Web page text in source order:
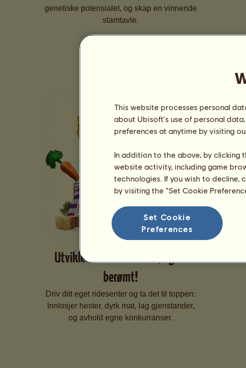
genetiske potensialet, og skap en vinnende
stamtavle.
Utvikle ridesenteret ditt, og bli
berømt!
Driv ditt eget ridesenter og ta det til toppen:
Innlosjer hester, dyrk mat, lag gjenstander,
og avhold egne konkurranser.
This website processes personal
about Ubisoft's use of personal
preferences at anytime by visiting
In addition to the above, by clicking
website activity, including game
technologies. If you wish to decline,
by visiting the “Set Cookie
Set Cookie
Preferences